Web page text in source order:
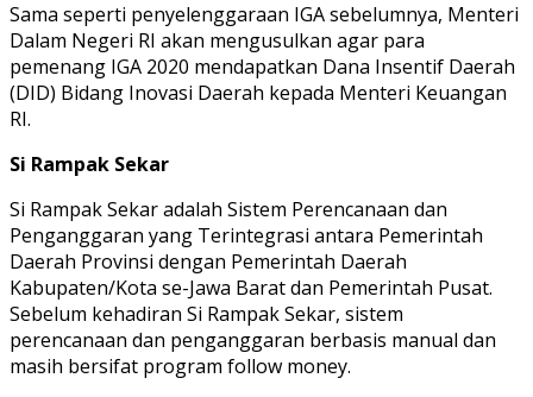
Sama seperti penyelenggaraan IGA sebelumnya, Menteri
Dalam Negeri RI akan mengusulkan agar para
pemenang IGA 2020 mendapatkan Dana Insentif Daerah
(DID) Bidang Inovasi Daerah kepada Menteri Keuangan
RI.
Si Rampak Sekar
Si Rampak Sekar adalah Sistem Perencanaan dan
Penganggaran yang Terintegrasi antara Pemerintah
Daerah Provinsi dengan Pemerintah Daerah
Kabupaten/Kota se-Jawa Barat dan Pemerintah Pusat.
Sebelum kehadiran Si Rampak Sekar, sistem
perencanaan dan penganggaran berbasis manual dan
masih bersifat program follow money.